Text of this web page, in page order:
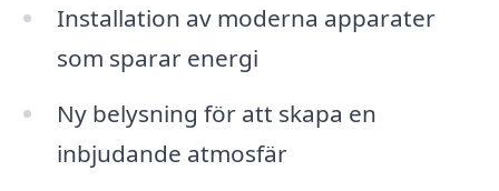
Installation av moderna apparater
som sparar energi
Ny belysning för att skapa en
inbjudande atmosfär